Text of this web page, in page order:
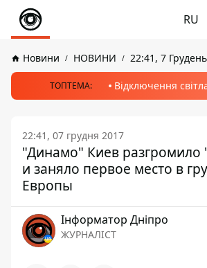
RU
Новини НОВИНИ 22:41, 7
ТОПТЕМА: Відключення
22:41, 07 грудня 2017
"Динамо" Киев разгромило
и заняло первое место в
Европы
Інформатор Дніпро
ЖУРНАЛІСТ